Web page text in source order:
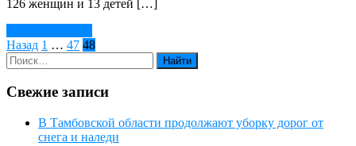
126 женщин и 13 детей […]
Пагинация
записей
Назад 1 … 47 48
Свежие записи
В Тамбовской области продолжают уборку дорог от
снега и наледи